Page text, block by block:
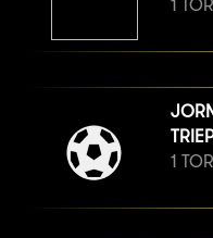
1
1